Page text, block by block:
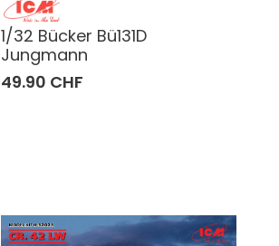
1/32 Bücker Bü131D
Jungmann
49.90 CHF